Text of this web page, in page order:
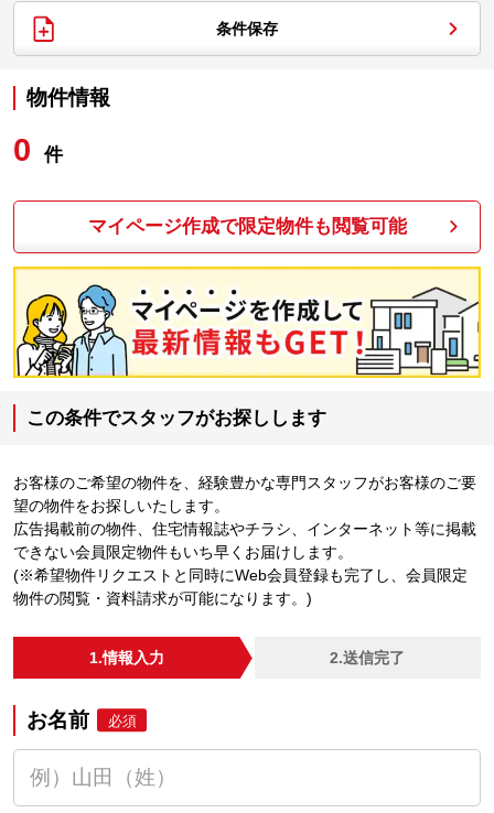
条件保存
物件情報
0 件
マイページ作成で限定物件も閲覧可能
この条件でスタッフがお探しします
お客様のご希望の物件を、経験豊かな専門スタッフがお客様のご要
望の物件をお探しいたします。
広告掲載前の物件、住宅情報誌やチラシ、インターネット等に掲載
できない会員限定物件もいち早くお届けします。
(※希望物件リクエストと同時にWeb会員登録も完了し、会員限定
物件の閲覧・資料請求が可能になります。)
1.情報入力 2.送信完了
お名前 必須